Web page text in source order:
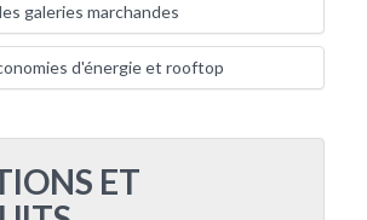
galeries marchandes
d'énergie et rooftop
ET